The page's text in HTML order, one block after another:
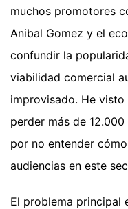
muchos promotores
Anibal Gomez y el
confundir la
viabilidad comercial
improvisado. He
perder más de
por no entender
audiencias en este
El problema principal